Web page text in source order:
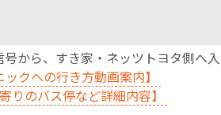
から、すき家・ネッツトヨタ側へ
ックへの行き方動画案内】
りのバス停など詳細内容】